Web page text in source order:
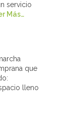
servicio
Más…
que
lleno